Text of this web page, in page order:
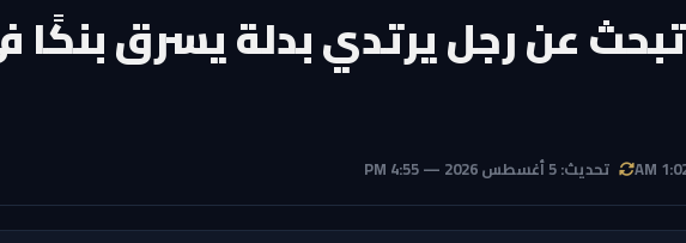
عن رجل يرتدي بدلة يسرق بنكًا
تحديث: 5 أغسطس 2026 — 4:55 PM